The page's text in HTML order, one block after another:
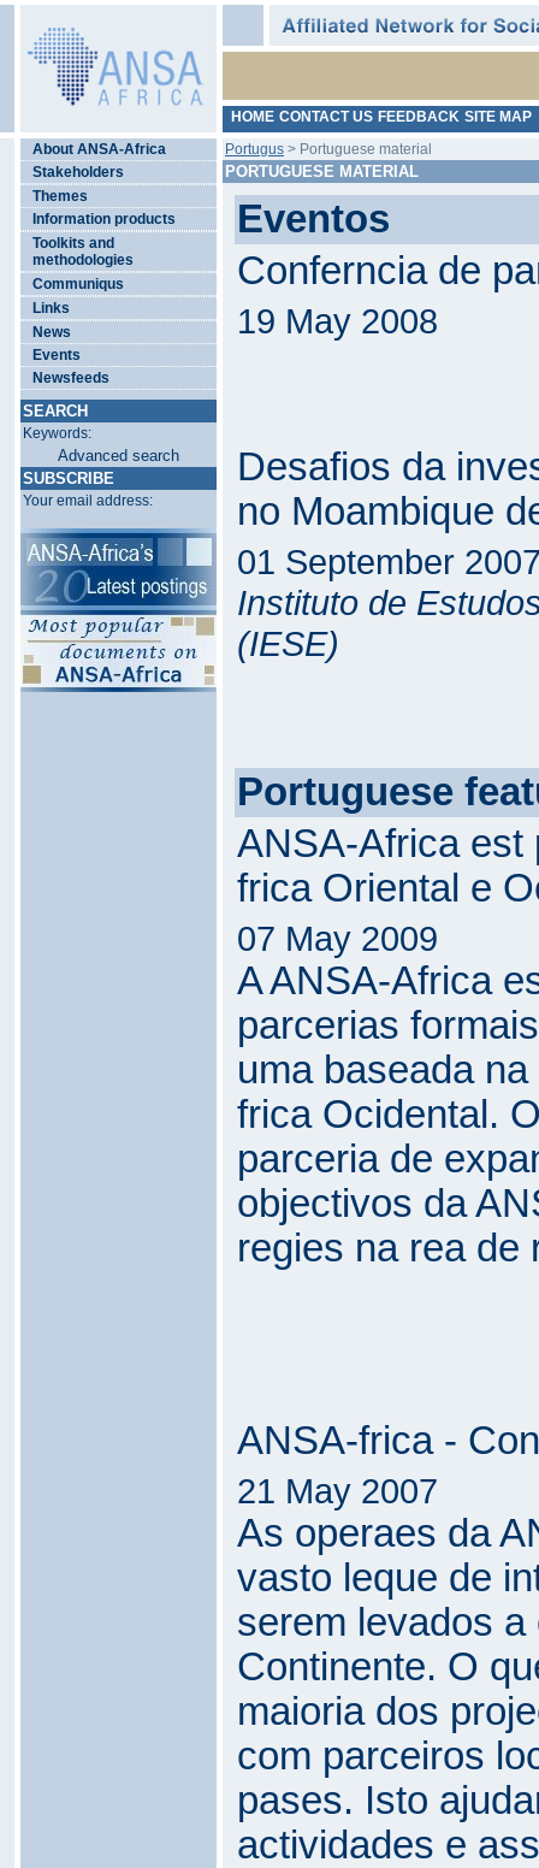
HOME CONTACT US FEEDBACK SITE MAP
About ANSA-Africa
Stakeholders
Themes
Information products
Toolkits and
methodologies
Communiqus
Links
News
Events
Newsfeeds
SEARCH
Keywords:
Advanced search
SUBSCRIBE
Your email address:
Portugus > Portuguese material
PORTUGUESE MATERIAL
Eventos
Conferncia de
19 May 2008
Desafios da
no Moambique
01 September
Instituto de
(IESE)
Portuguese
ANSA-Africa est
frica Oriental e
07 May 2009
A ANSA-Africa
parcerias
uma baseada
frica Ocidental.
parceria de
objectivos da
regies na rea de
ANSA-frica -
21 May 2007
As operaes da
vasto leque de
serem levados
Continente. O
maioria dos
com parceiros
pases. Isto
actividades e